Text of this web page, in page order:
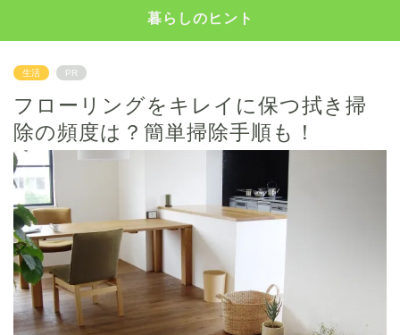
暮らしのヒント
生活 PR
フローリングをキレイに保つ拭き掃
除の頻度は？簡単掃除手順も！